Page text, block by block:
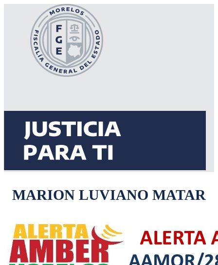
MARION LUVIANO MATAR